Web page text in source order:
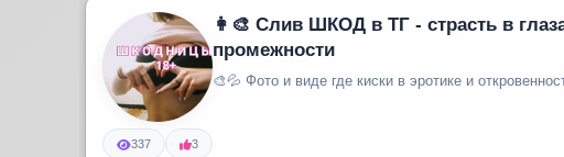
👩‍🎨 Слив ШКОД в ТГ - страсть в глазах и мокрые
промежности
🎨💦 Фото и виде где киски в эротике и
337 3